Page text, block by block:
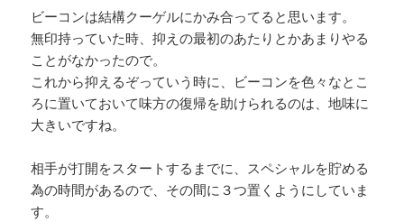
ビーコンは結構クーゲルにかみ合ってると思います。
無印持っていた時、抑えの最初のあたりとかあまりやる
ことがなかったので。
これから抑えるぞっていう時に、ビーコンを色々なとこ
ろに置いておいて味方の復帰を助けられるのは、地味に
大きいですね。
相手が打開をスタートするまでに、スペシャルを貯める
為の時間があるので、その間に３つ置くようにしていま
す。